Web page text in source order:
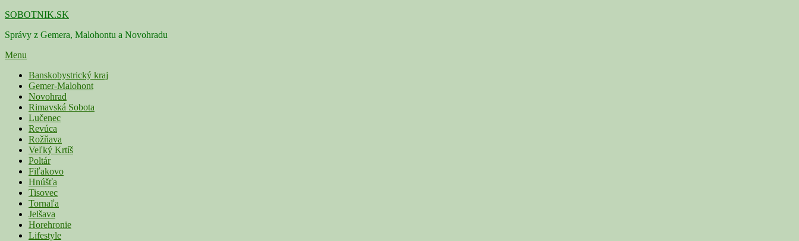
Skip
content
SOBOTNIK.SK
Správy z Gemera, Malohontu a Novohradu
Menu
Primárne
menu
Banskobystrický kraj
Gemer-Malohont
Novohrad
Rimavská Sobota
Lučenec
Revúca
Rožňava
Veľký Krtíš
Poltár
Fiľakovo
Hnúšťa
Tisovec
Tornaľa
Jelšava
Horehronie
Lifestyle